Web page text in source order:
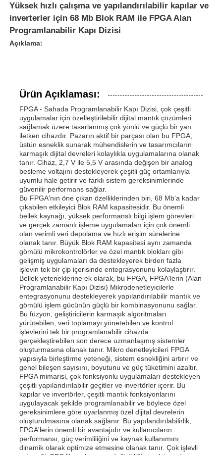
Evde
Ürünler
Videolar
Yüksek hızlı çalışma ve yapılandırılabilir kapılar ve
inverterler için 68 Mb Blok RAM ile FPGA Alan
Programlanabilir Kapı Dizisi
Açıklama:
Ürün Açıklaması:
FPGA - Sahada Programlanabilir Kapı Dizisi, çok çeşitli
uygulamalar için özelleştirilebilir dijital mantık çözümleri
sağlamak üzere tasarlanmış çok yönlü ve güçlü bir yarı
iletken cihazdır. Pazarın aktif bir parçası olan bu FPGA,
üstün esneklik sunarak mühendislerin ve tasarımcıların
karmaşık dijital devreleri kolaylıkla uygulamalarına olanak
tanır. Cihaz, 2,7 V ile 5,5 V arasında değişen bir analog
besleme voltajını destekleyerek çeşitli güç ortamlarıyla
uyumlu hale getirir ve farklı sistem gereksinimlerinde
güvenilir performans sağlar.
Bu FPGA'nın öne çıkan özelliklerinden biri, 68 Mb'a kadar
çıkabilen etkileyici Blok RAM kapasitesidir. Bu önemli
bellek kaynağı, yüksek performanslı bilgi işlem görevleri
ve gerçek zamanlı işleme uygulamaları için çok önemli
olan verimli veri depolama ve hızlı erişim sürelerine
olanak tanır. Büyük Blok RAM kapasitesi aynı zamanda
gömülü mikrokontrolörler ve özel mantık blokları gibi
gelişmiş uygulamaları da destekleyerek birden fazla
işlevin tek bir çip içerisinde entegrasyonunu kolaylaştırır.
Bellek yeteneklerine ek olarak, bu FPGA, FPGA'lerin (Alan
Programlanabilir Kapı Dizisi) Mikrodenetleyicilerle
entegrasyonunu destekleyerek yapılandırılabilir mantık ve
gömülü işlem gücünün güçlü bir kombinasyonunu sağlar.
Bu füzyon, geliştiricilerin karmaşık algoritmaları
yürütebilen, veri toplamayı yönetebilen ve kontrol
işlevlerini tek bir programlanabilir cihazda
gerçekleştirebilen son derece uzmanlaşmış sistemler
oluşturmasına olanak tanır. Mikro denetleyicileri FPGA
yapısıyla birleştirme yeteneği, sistem esnekliğini artırır ve
genel bileşen sayısını, boyutunu ve güç tüketimini azaltır.
FPGA mimarisi, çok fonksiyonlu uygulamaları destekleyen
çeşitli yapılandırılabilir geçitler ve invertörler içerir. Bu
kapılar ve invertörler, çeşitli mantık fonksiyonlarını
uygulayacak şekilde programlanabilir ve böylece özel
gereksinimlere göre uyarlanmış özel dijital devrelerin
oluşturulmasına olanak sağlanır. Bu yapılandırılabilirlik,
FPGA'lerin önemli bir avantajıdır ve kullanıcıların
performansı, güç verimliliğini ve kaynak kullanımını
dinamik olarak optimize etmesine olanak tanır. Çok işlevli